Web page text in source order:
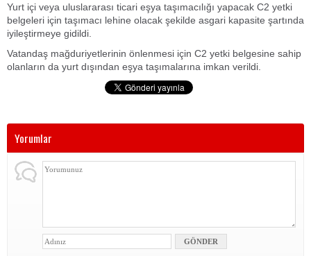
Yurt içi veya uluslararası ticari eşya taşımacılığı yapacak C2 yetki
belgeleri için taşımacı lehine olacak şekilde asgari kapasite şartında
iyileştirmeye gidildi.
Vatandaş mağduriyetlerinin önlenmesi için C2 yetki belgesine sahip
olanların da yurt dışından eşya taşımalarına imkan verildi.
Yorumlar